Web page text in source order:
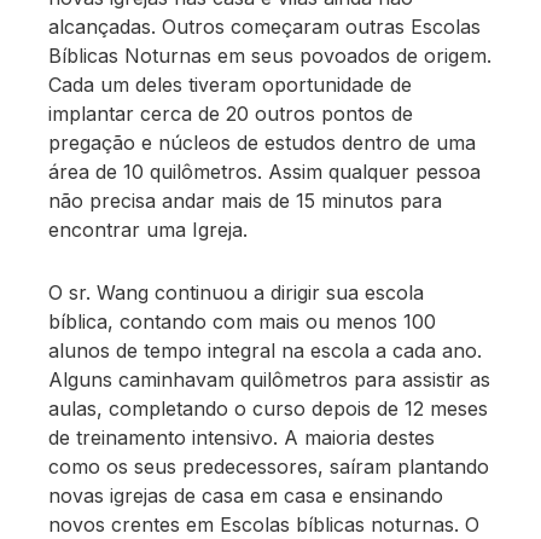
alcançadas. Outros começaram outras Escolas
Bíblicas Noturnas em seus povoados de origem.
Cada um deles tiveram oportunidade de
implantar cerca de 20 outros pontos de
pregação e núcleos de estudos dentro de uma
área de 10 quilômetros. Assim qualquer pessoa
não precisa andar mais de 15 minutos para
encontrar uma Igreja.
O sr. Wang continuou a dirigir sua escola
bíblica, contando com mais ou menos 100
alunos de tempo integral na escola a cada ano.
Alguns caminhavam quilômetros para assistir as
aulas, completando o curso depois de 12 meses
de treinamento intensivo. A maioria destes
como os seus predecessores, saíram plantando
novas igrejas de casa em casa e ensinando
novos crentes em Escolas bíblicas noturnas. O